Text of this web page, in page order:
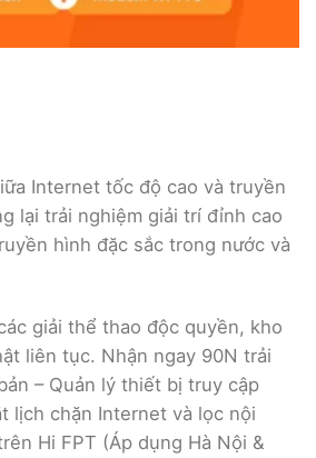
Internet tốc độ cao và truyền
lại trải nghiệm giải trí đỉnh cao
hình đặc sắc trong nước và
giải thể thao độc quyền, kho
liên tục. Nhận ngay 90N trải
– Quản lý thiết bị truy cập
lịch chặn Internet và lọc nội
Hi FPT (Áp dụng Hà Nội &